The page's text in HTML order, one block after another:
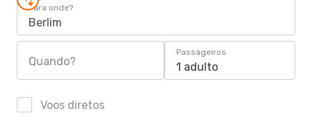
Para onde?
Berlim
Quando?
Passageiros
1 adulto
Voos diretos